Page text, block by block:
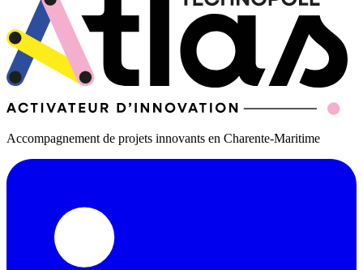
Accompagnement de projets innovants en Charente-Maritime